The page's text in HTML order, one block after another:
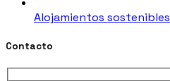
Alojamientos sostenibles
Contacto